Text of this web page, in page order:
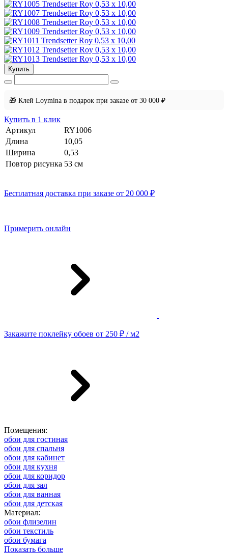
Купить
🎁 Клей Loymina в подарок при заказе от 30 000 ₽
Купить в 1 клик
Артикул
RY1006
Длина
10,05
Ширина
0,53
Повтор рисунка 53 cм
Бесплатная доставка при заказе от 20 000 ₽
Примерить онлайн
Закажите поклейку обоев от 250 ₽ / м2
Помещения:
обои для гостиная
обои для спальня
обои для кабинет
обои для кухня
обои для коридор
обои для зал
обои для ванная
обои для детская
Материал:
обои флизелин
обои текстиль
обои бумага
Показать больше